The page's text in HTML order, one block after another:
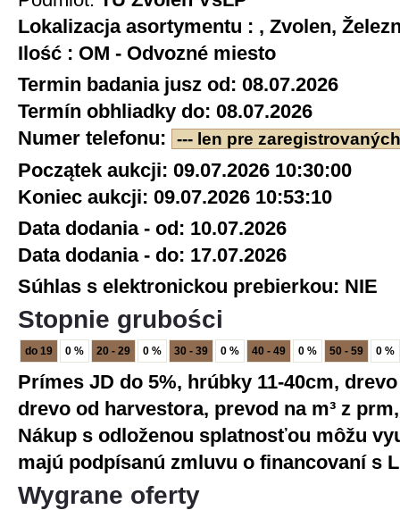
Lokalizacja asortymentu : , Zvolen,
Ilość : OM - Odvozné miesto
Termin badania jusz od: 08.07.2026
Termín obhliadky do: 08.07.2026
Numer telefonu:
--- len pre
Początek aukcji: 09.07.2026 10:30:00
Koniec aukcji: 09.07.2026 10:53:10
Data dodania - od: 10.07.2026
Data dodania - do: 17.07.2026
Súhlas s elektronickou prebierkou: NIE
Stopnie grubości
do 19 0 % 20 - 29 0 % 30 - 39 0 % 40 - 49 0 % 50 - 59 0 %
Prímes JD do 5%, hrúbky 11-40cm,
drevo od harvestora, prevod na m³ z
Nákup s odloženou splatnosťou môžu
majú podpísanú zmluvu o financovaní s
Wygrane oferty